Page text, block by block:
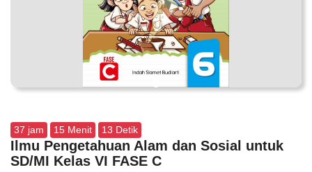
37 jam 15 Menit 13 Detik
Ilmu Pengetahuan Alam dan Sosial untuk
SD/MI Kelas VI FASE C